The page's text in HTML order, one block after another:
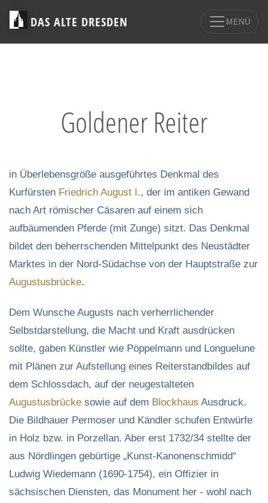
DAS ALTE DRESDEN MENÜ
Goldener Reiter
in Überlebensgröße ausgeführtes Denkmal des
Kurfürsten Friedrich August I., der im antiken Gewand
nach Art römischer Cäsaren auf einem sich
aufbäumenden Pferde (mit Zunge) sitzt. Das Denkmal
bildet den beherrschenden Mittelpunkt des Neustädter
Marktes in der Nord-Südachse von der Hauptstraße zur
Augustusbrücke.
Dem Wunsche Augusts nach verherrlichender
Selbstdarstellung, die Macht und Kraft ausdrücken
sollte, gaben Künstler wie Pöppelmann und Longuelune
mit Plänen zur Aufstellung eines Reiterstandbildes auf
dem Schlossdach, auf der neugestalteten
Augustusbrücke sowie auf dem Blockhaus Ausdruck.
Die Bildhauer Permoser und Kändler schufen Entwürfe
in Holz bzw. in Porzellan. Aber erst 1732/34 stellte der
aus Nördlingen gebürtige „Kunst-Kanonenschmidd“
Ludwig Wiedemann (1690-1754), ein Offizier in
sächsischen Diensten, das Monument her - wohl nach